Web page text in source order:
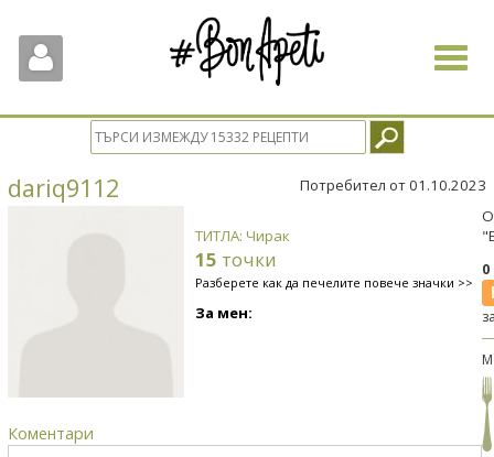
Toggle
dariq9112 Потребител от 01.10.2023
ТИТЛА: Чирак
15 точки
Разберете как да печелите повече значки >>
За мен:
Коментари